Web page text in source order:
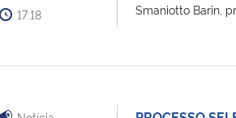
17:18
Smaniotto Barin,